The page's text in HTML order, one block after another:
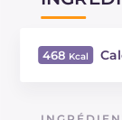
468